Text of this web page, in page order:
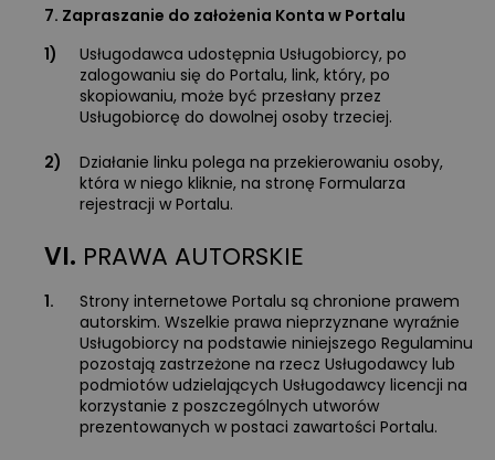
7. Zapraszanie do założenia Konta w Portalu
1)
Usługodawca udostępnia Usługobiorcy, po
zalogowaniu się do Portalu, link, który, po
skopiowaniu, może być przesłany przez
Usługobiorcę do dowolnej osoby trzeciej.
2)
Działanie linku polega na przekierowaniu osoby,
która w niego kliknie, na stronę Formularza
rejestracji w Portalu.
VI. PRAWA AUTORSKIE
1.
Strony internetowe Portalu są chronione prawem
autorskim. Wszelkie prawa nieprzyznane wyraźnie
Usługobiorcy na podstawie niniejszego Regulaminu
pozostają zastrzeżone na rzecz Usługodawcy lub
podmiotów udzielających Usługodawcy licencji na
korzystanie z poszczególnych utworów
prezentowanych w postaci zawartości Portalu.